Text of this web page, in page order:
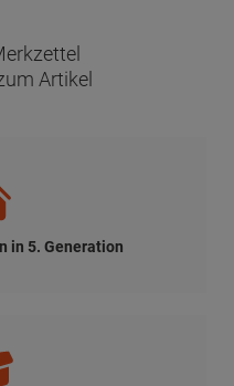
Artikel
in 5. Generation